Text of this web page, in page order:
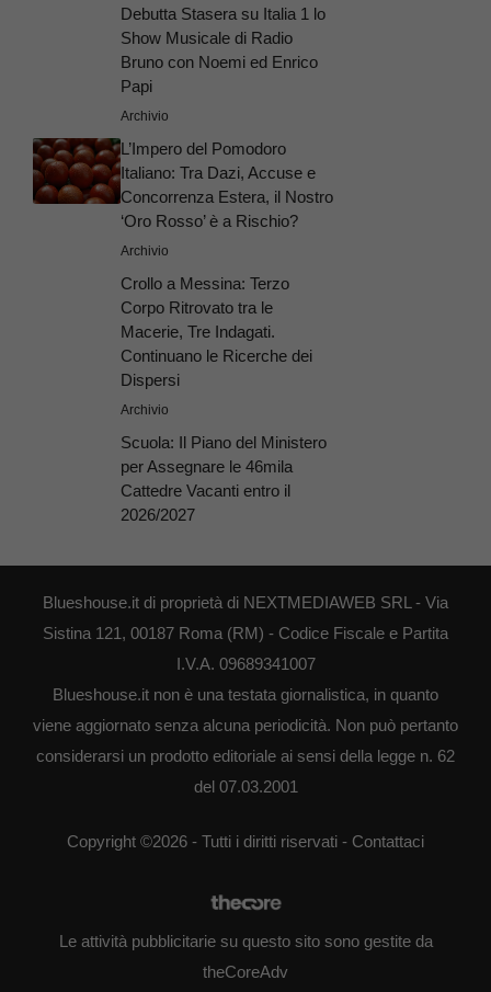
Debutta Stasera su Italia 1 lo
Show Musicale di Radio
Bruno con Noemi ed Enrico
Papi
Archivio
L’Impero del Pomodoro
Italiano: Tra Dazi, Accuse e
Concorrenza Estera, il Nostro
‘Oro Rosso’ è a Rischio?
Archivio
Crollo a Messina: Terzo
Corpo Ritrovato tra le
Macerie, Tre Indagati.
Continuano le Ricerche dei
Dispersi
Archivio
Scuola: Il Piano del Ministero
per Assegnare le 46mila
Cattedre Vacanti entro il
2026/2027
Blueshouse.it di proprietà di NEXTMEDIAWEB SRL - Via
Sistina 121, 00187 Roma (RM) - Codice Fiscale e Partita
I.V.A. 09689341007
Blueshouse.it non è una testata giornalistica, in quanto
viene aggiornato senza alcuna periodicità. Non può pertanto
considerarsi un prodotto editoriale ai sensi della legge n. 62
del 07.03.2001
Copyright ©2026 - Tutti i diritti riservati - Contattaci
Le attività pubblicitarie su questo sito sono gestite da
theCoreAdv